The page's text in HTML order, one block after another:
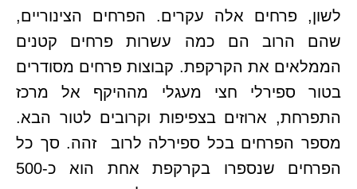
לשון, פרחים אלה עקרים. הפרחים הצינוריים,
שהם הרוב הם כמה עשרות פרחים קטנים
הממלאים את הקרקפת. קבוצות פרחים מסודרים
בטור ספירלי חצי מעגלי מההיקף אל מרכז
התפרחת, ארוזים בצפיפות וקרובים לטור הבא.
מספר הפרחים בכל ספירלה לרוב זהה. סך כל
הפרחים שנספרו בקרקפת אחת הוא כ-500